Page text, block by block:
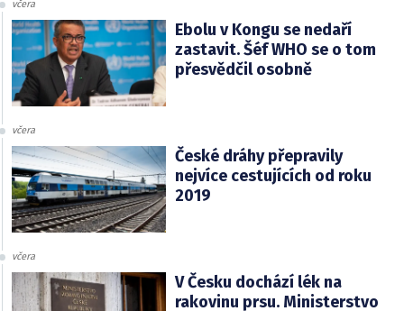
včera
Ebolu v Kongu se nedaří
zastavit. Šéf WHO se o tom
přesvědčil osobně
včera
České dráhy přepravily
nejvíce cestujících od roku
2019
včera
V Česku dochází lék na
rakovinu prsu. Ministerstvo